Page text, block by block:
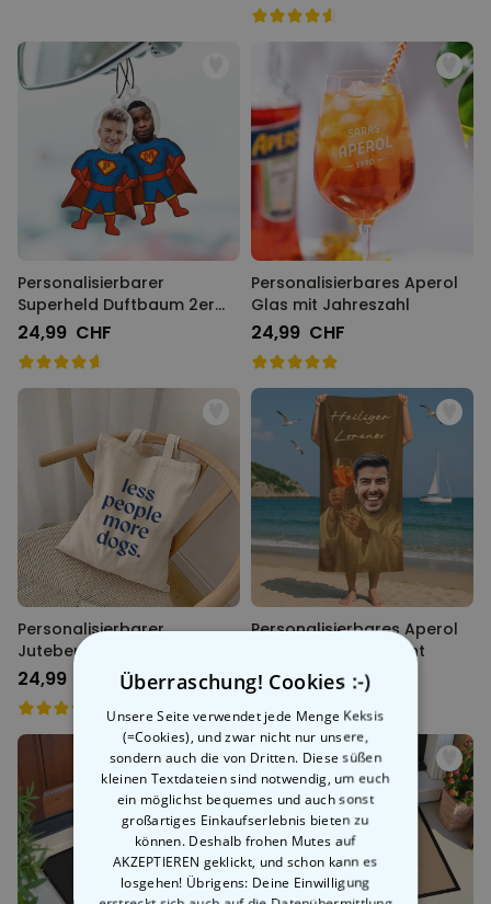
Personalisierbarer
Superheld Duftbaum 2er
Set mit Gesicht
24,99 CHF
Personalisierbares Aperol
Glas mit Jahreszahl
24,99 CHF
Personalisierbarer
Jutebeutel mit Text
24,99 CHF
Personalisierbares Aperol
Handtuch mit Gesicht
39,99 CHF
Überraschung! Cookies :-)
Unsere Seite verwendet jede Menge Keksis
(=Cookies), und zwar nicht nur unsere,
sondern auch die von Dritten. Diese süßen
kleinen Textdateien sind notwendig, um euch
ein möglichst bequemes und auch sonst
großartiges Einkaufserlebnis bieten zu
können. Deshalb frohen Mutes auf
AKZEPTIEREN geklickt, und schon kann es
losgehen! Übrigens: Deine Einwilligung